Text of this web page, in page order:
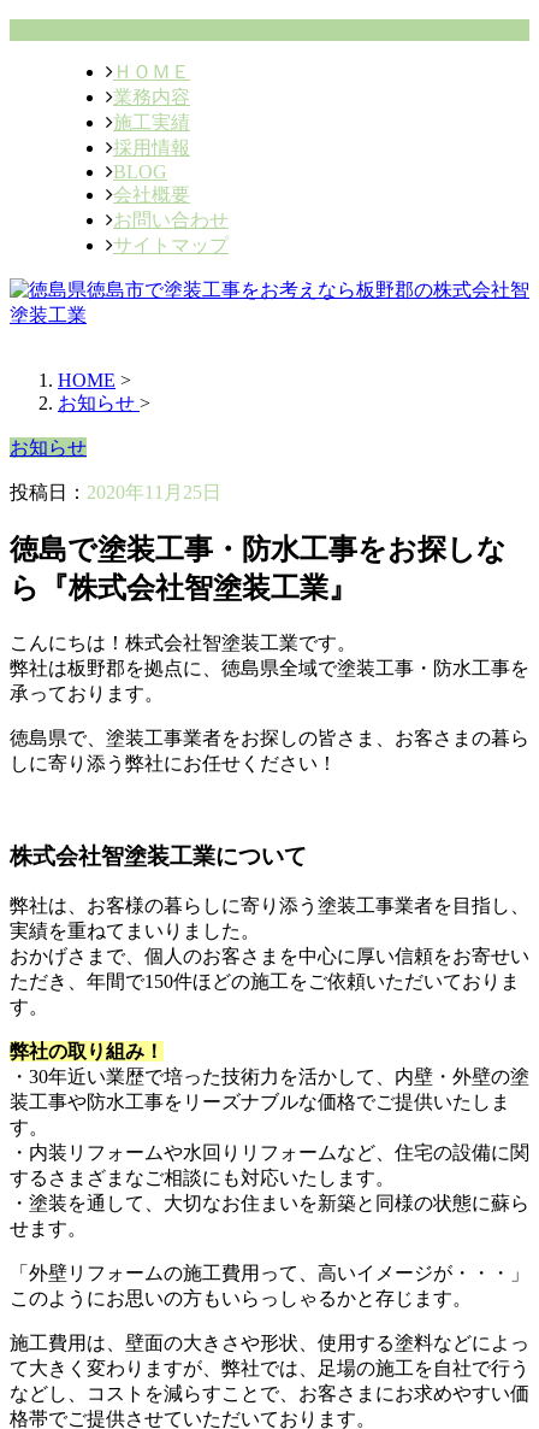
ＨＯＭＥ
業務内容
施工実績
採用情報
BLOG
会社概要
お問い合わせ
サイトマップ
HOME >
お知らせ >
お知らせ
投稿日： 2020年11月25日
徳島で塗装工事・防水工事をお探しな
ら『株式会社智塗装工業』
こんにちは！株式会社智塗装工業です。
弊社は板野郡を拠点に、徳島県全域で塗装工事・防水工事を
承っております。
徳島県で、塗装工事業者をお探しの皆さま、お客さまの暮ら
しに寄り添う弊社にお任せください！
株式会社智塗装工業について
弊社は、お客様の暮らしに寄り添う塗装工事業者を目指し、
実績を重ねてまいりました。
おかげさまで、個人のお客さまを中心に厚い信頼をお寄せい
ただき、年間で150件ほどの施工をご依頼いただいておりま
す。
弊社の取り組み！
・30年近い業歴で培った技術力を活かして、内壁・外壁の塗
装工事や防水工事をリーズナブルな価格でご提供いたしま
す。
・内装リフォームや水回りリフォームなど、住宅の設備に関
するさまざまなご相談にも対応いたします。
・塗装を通して、大切なお住まいを新築と同様の状態に蘇ら
せます。
「外壁リフォームの施工費用って、高いイメージが・・・」
このようにお思いの方もいらっしゃるかと存じます。
施工費用は、壁面の大きさや形状、使用する塗料などによっ
て大きく変わりますが、弊社では、足場の施工を自社で行う
などし、コストを減らすことで、お客さまにお求めやすい価
格帯でご提供させていただいております。